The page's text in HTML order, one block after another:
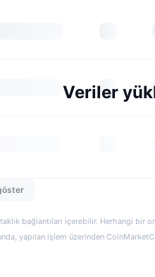
Veriler
bağlantıları içerebilir. Herhangi
yapılan işlem üzerinden